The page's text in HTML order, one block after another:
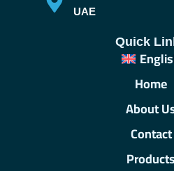
UAE
Quick
Home
About
Contact
Products